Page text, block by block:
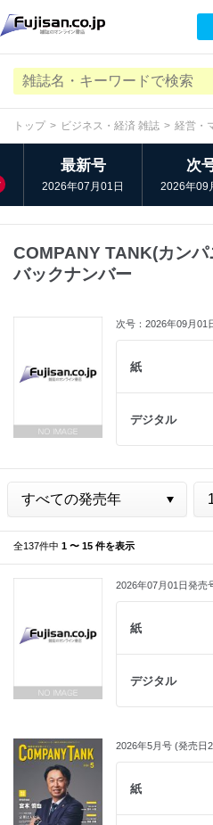
トップ ビジネス・経済 雑誌 経営・
最新号
2026年07月01日
次
2026年09
COMPANY TANK(カンパ
バックナンバー
次号：2026年09月01
紙
デジタル
全137件中 1 〜 15 件を表示
2026年07月01日発売
紙
デジタル
2026年5月号 (発売日
紙